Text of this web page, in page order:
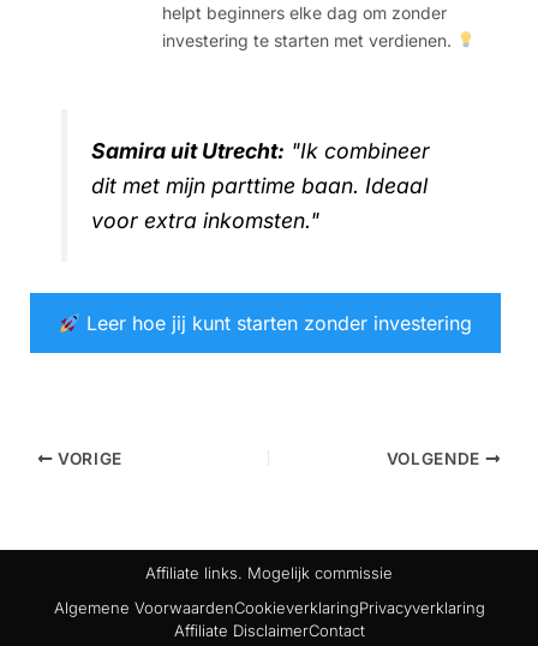
helpt beginners elke dag om zonder
investering te starten met verdienen.
Samira uit Utrecht: "Ik combineer
dit met mijn parttime baan. Ideaal
voor extra inkomsten."
Leer hoe jij kunt starten zonder investering
VORIGE VOLGENDE
Affiliate links. Mogelijk commissie
Algemene VoorwaardenCookieverklaringPrivacyverklaring
Affiliate DisclaimerContact